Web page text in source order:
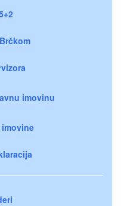
imovinu